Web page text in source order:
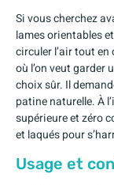
Si vous cherchez
lames orientables
circuler l’air tout
où l’on veut garder
choix sûr. Il
patine naturelle. À
supérieure et zéro
et laqués pour
Usage et